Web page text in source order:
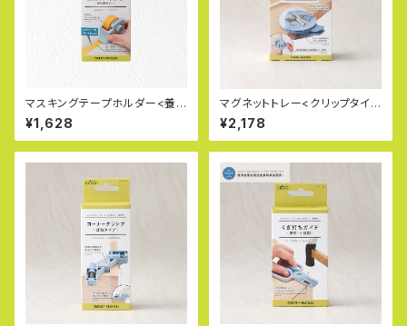
マスキングテープホルダー<養
生用ガイド> 71-149
¥1,628
マグネットトレー<クリップタイプ
> 71-148
¥2,178